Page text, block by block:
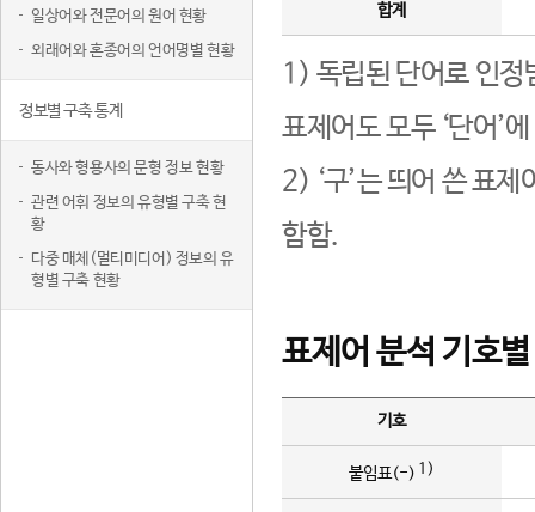
일상어와 전문어의 원어 현황
외래어와 혼종어의 언어명별 현황
정보별 구축 통계
동사와 형용사의 문형 정보 현황
관련 어휘 정보의 유형별 구축 현
황
다중 매체(멀티미디어) 정보의 유
형별 구축 현황
합계
1) 독립된 단어로 인정
표제어도 모두 ‘단어’
2) ‘구’는 띄어 쓴 표
함함.
표제어 분석 기호
기호
붙임표(-) 1)